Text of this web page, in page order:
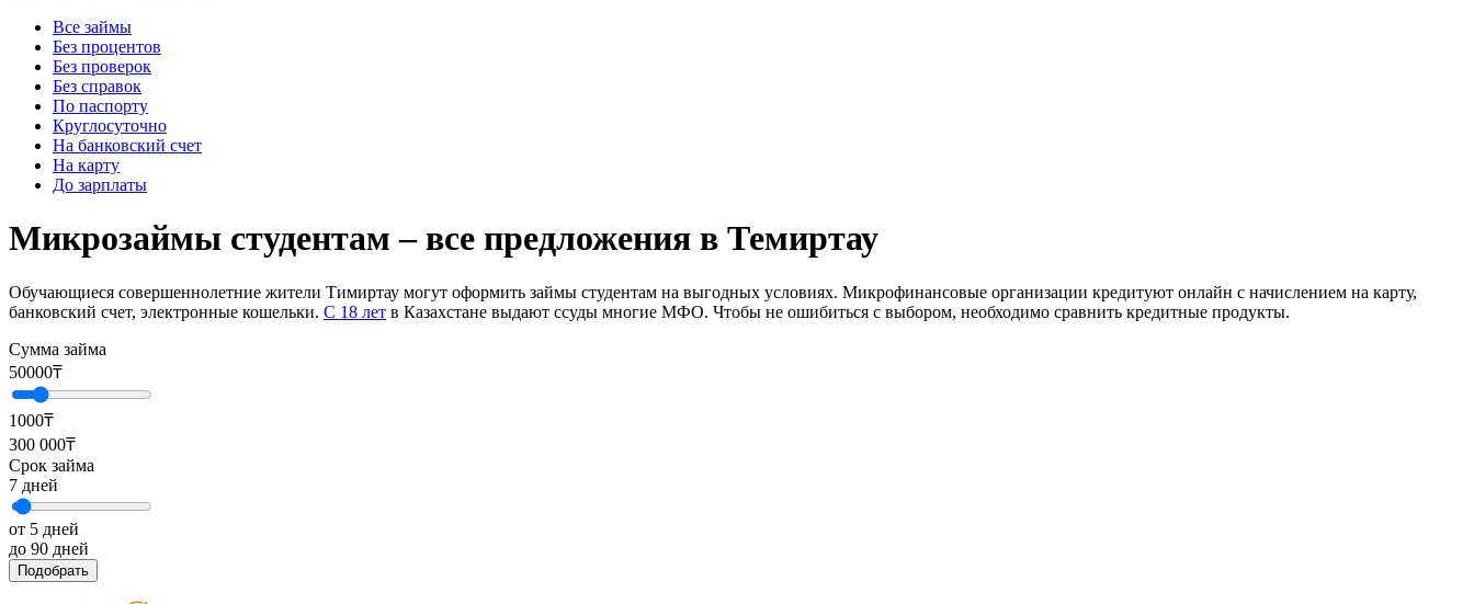
Все займы
Без процентов
Без проверок
Без справок
По паспорту
Круглосуточно
На банковский счет
На карту
До зарплаты
Микрозаймы студентам – все предложения в Темиртау
Обучающиеся совершеннолетние жители Тимиртау могут оформить займы студентам на выгодных условиях. Микрофинансовые организации кредитуют онлайн с начислением на карту,
банковский счет, электронные кошельки. С 18 лет в Казахстане выдают ссуды многие МФО. Чтобы не ошибиться с выбором, необходимо сравнить кредитные продукты.
Сумма займа
50000₸
1000₸
300 000₸
Срок займа
7 дней
от 5 дней
до 90 дней
Подобрать